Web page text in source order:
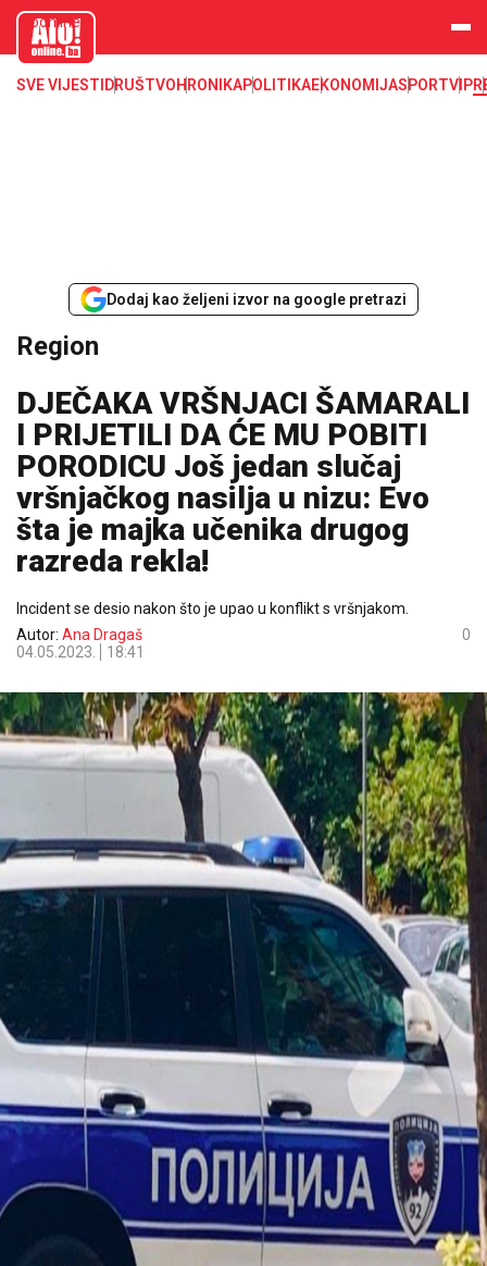
aloonline.b
SVE VIJESTI DRUŠTVOHRONIKAPOLITIKAEKONOMIJASPORTVIP
Dodaj kao željeni izvor na google pretrazi
Region
DJEČAKA VRŠNJACI ŠAMARALI
I PRIJETILI DA ĆE MU POBITI
PORODICU Još jedan slučaj
vršnjačkog nasilja u nizu: Evo
šta je majka učenika drugog
razreda rekla!
Incident se desio nakon što je upao u konflikt s vršnjakom.
Autor: Ana Dragaš
04.05.2023.
18:41
0